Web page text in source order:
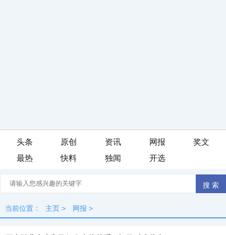
头条 原创 资讯 网报
奖文
最热
快料 独闻 开选
当前位置： 主页 > 网报 >